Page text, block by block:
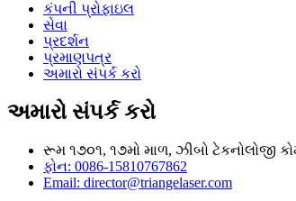
કંપની પ્રોફાઇલ
સેવા
પ્રદર્શન
પ્રમાણપત્ર
અમારો સંપર્ક કરો
અમારો સંપર્ક કરો
રૂમ ૧૭૦૧, ૧૭મો માળ, ઝીબો ટેકનોલોજી
ફોન: 0086-15810767862
Email: director@triangelaser.com